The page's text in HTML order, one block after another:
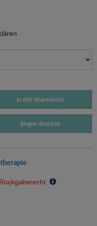
In den Warenkorb
Bogen drucken